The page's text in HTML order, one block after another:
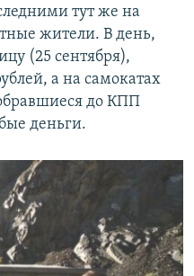
тут же на
жители. В день,
(25 сентября),
а на самокатах
до КПП
деньги.